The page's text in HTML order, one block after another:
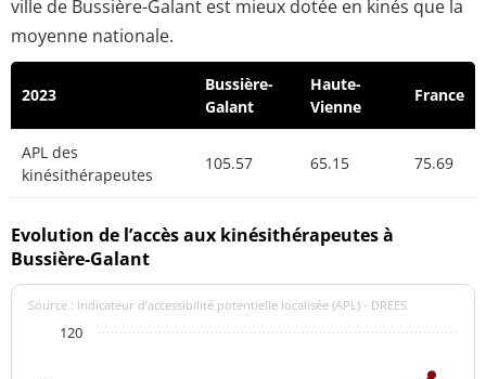
ville de Bussière-Galant est mieux dotée en kinés que la
moyenne nationale.
2023
Bussière-
Galant
Haute-
Vienne
France
APL des
kinésithérapeutes
105.57 65.15 75.69
Evolution de l’accès aux kinésithérapeutes à
Bussière-Galant
Source : indicateur d’accessibilité potentielle localisée (APL) - DREES
120